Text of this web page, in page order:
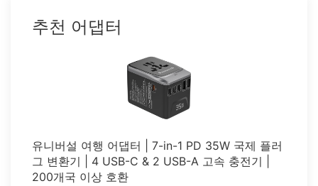
추천 어댑터
유니버설 여행 어댑터 | 7-in-1 PD 35W 국제 플러
그 변환기 | 4 USB-C & 2 USB-A 고속 충전기 |
200개국 이상 호환